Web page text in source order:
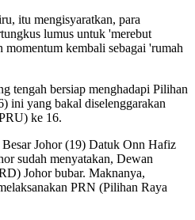
itu mengisyaratkan, para
lumus untuk 'merebut
kembali sebagai 'rumah
tengah bersiap menghadapi Pilihan
ini yang bakal diselenggarakan
ke 16.
Johor (19) Datuk Onn Hafiz
sudah menyatakan, Dewan
Johor bubar. Maknanya,
PRN (Pilihan Raya